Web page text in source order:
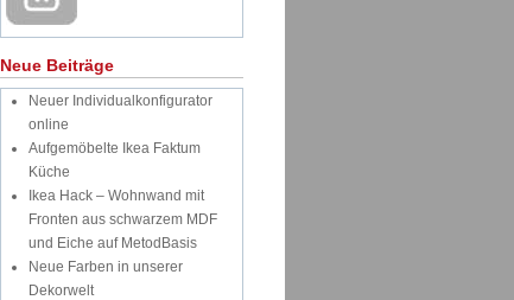
Neue Beiträge
Neuer Individualkonfigurator
online
Aufgemöbelte Ikea Faktum
Küche
Ikea Hack – Wohnwand mit
Fronten aus schwarzem MDF
und Eiche auf MetodBasis
Neue Farben in unserer
Dekorwelt